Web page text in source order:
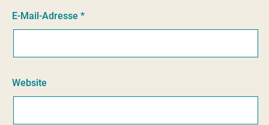
E-Mail-Adresse *
Website